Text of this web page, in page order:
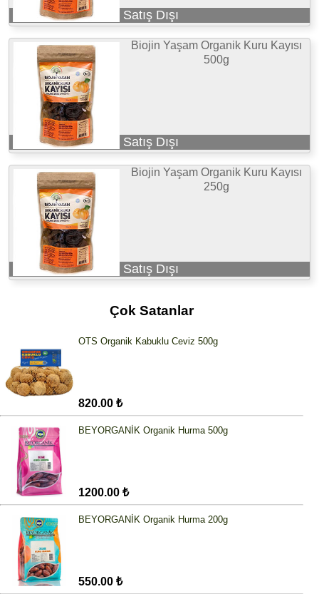
Satış Dışı
Biojin Yaşam Organik Kuru Kayısı
500g
Satış Dışı
Biojin Yaşam Organik Kuru Kayısı
250g
Satış Dışı
Çok Satanlar
OTS Organik Kabuklu Ceviz 500g
820.00 ₺
BEYORGANİK Organik Hurma 500g
1200.00 ₺
BEYORGANİK Organik Hurma 200g
550.00 ₺